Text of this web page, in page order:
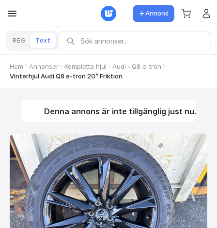
Annons
REG Text
Hem Annonser Kompletta hjul Audi
Q8 e-tron
Vinterhjul Audi Q8 e-tron 20” Friktion
Denna annons är inte tillgänglig just nu.